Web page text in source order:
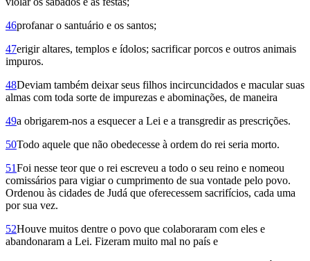
46profanar o santuário e os santos;
47eri­gir altares, templos e ídolos; sacrificar porcos e outros animais
impuros.
48Deviam também deixar seus filhos incir­cun­cidados e macular suas
almas com toda sorte de impurezas e abominações, de maneira
49a obrigarem-nos a esquecer a Lei e a transgredir as prescrições.
50Todo aquele que não obedecesse à ordem do rei seria morto.
51Foi nesse teor que o rei escreveu a todo o seu reino e nomeou
comissários para vigiar o cumprimento de sua vontade pelo povo.
Ordenou às cidades de Judá que oferecessem sacrifícios, cada uma
por sua vez.
52Houve muitos dentre o povo que colaboraram com eles e
abandonaram a Lei. Fizeram muito mal no país e